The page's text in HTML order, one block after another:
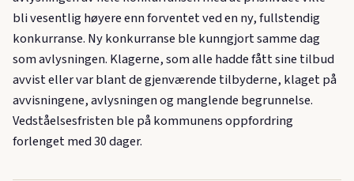
bli vesentlig høyere enn forventet ved en ny, fullstendig
konkurranse. Ny konkurranse ble kunngjort samme dag
som avlysningen. Klagerne, som alle hadde fått sine tilbud
avvist eller var blant de gjenværende tilbyderne, klaget på
avvisningene, avlysningen og manglende begrunnelse.
Vedståelsesfristen ble på kommunens oppfordring
forlenget med 30 dager.